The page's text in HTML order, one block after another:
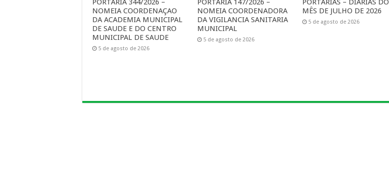
PORTARIA 344/2026 –
NOMEIA COORDENAÇAO
DA ACADEMIA MUNICIPAL
DE SAUDE E DO CENTRO
MUNICIPAL DE SAUDE
5 de agosto de 2026
PORTARIA 147/2026 –
NOMEIA COORDENADORA
DA VIGILANCIA SANITARIA
MUNICIPAL
5 de agosto de 2026
PORTARIAS – DIÁRIAS DO
MÊS DE JULHO DE 2026
5 de agosto de 2026